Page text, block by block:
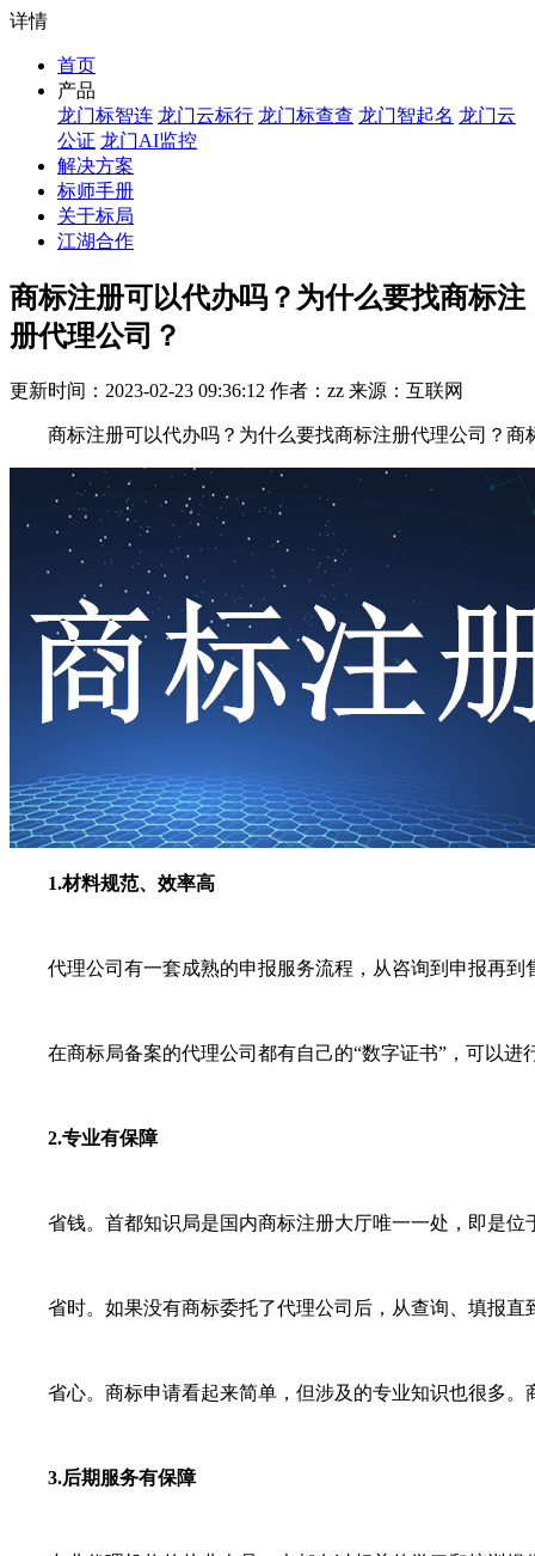
详情
首页
产品
龙门标智连 龙门云标行 龙门标查查 龙门智起名 龙门云
公证 龙门AI监控
解决方案
标师手册
关于标局
江湖合作
商标注册可以代办吗？为什么要找商标注
册代理公司？
更新时间：2023-02-23 09:36:12 作者：zz 来源：互联网
商标注册可以代办吗？为什么要找商标注册代理公司？商
1.材料规范、效率高
代理公司有一套成熟的申报服务流程，从咨询到申报再到
在商标局备案的代理公司都有自己的“数字证书”，可以进
2.专业有保障
省钱。首都知识局是国内商标注册大厅唯一一处，即是位
省时。如果没有商标委托了代理公司后，从查询、填报直
省心。商标申请看起来简单，但涉及的专业知识也很多。
3.后期服务有保障